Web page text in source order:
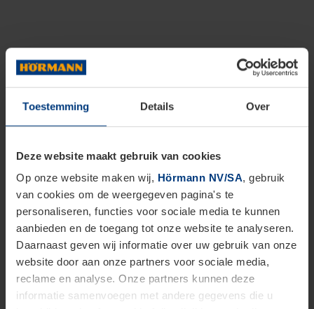
Toestemming Details Over
Deze website maakt gebruik van cookies
Op onze website maken wij, Hörmann NV/SA, gebruik
van cookies om de weergegeven pagina's te
personaliseren, functies voor sociale media te kunnen
aanbieden en de toegang tot onze website te analyseren.
Daarnaast geven wij informatie over uw gebruik van onze
website door aan onze partners voor sociale media,
reclame en analyse. Onze partners kunnen deze
informatie samenvoegen met andere gegevens die u